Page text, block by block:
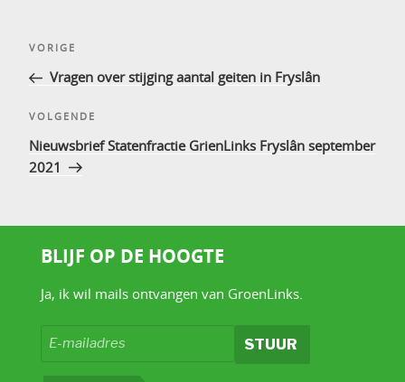
Vorig
bericht
VORIGE
Vragen over stijging aantal geiten in Fryslân
Volgend
bericht
VOLGENDE
Nieuwsbrief Statenfractie GrienLinks Fryslân september
2021
BLIJF OP DE HOOGTE
Ja, ik wil mails ontvangen van GroenLinks.